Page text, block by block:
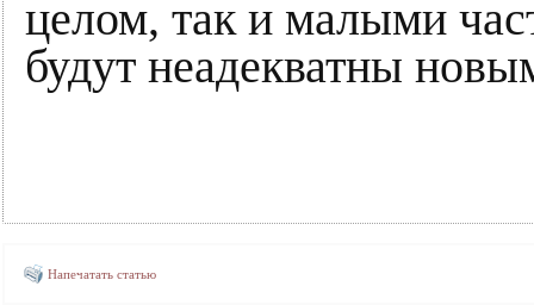
целом, так и малыми
будут неадекватны
Напечатать статью